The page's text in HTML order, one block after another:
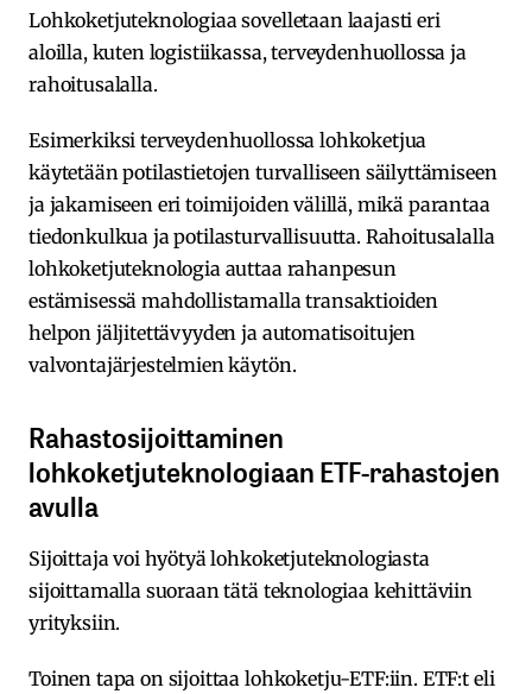
Lohkoketjuteknologiaa sovelletaan laajasti eri
aloilla, kuten logistiikassa, terveydenhuollossa ja
rahoitusalalla.
Esimerkiksi terveydenhuollossa lohkoketjua
käytetään potilastietojen turvalliseen säilyttämiseen
ja jakamiseen eri toimijoiden välillä, mikä parantaa
tiedonkulkua ja potilasturvallisuutta. Rahoitusalalla
lohkoketjuteknologia auttaa rahanpesun
estämisessä mahdollistamalla transaktioiden
helpon jäljitettävyyden ja automatisoitujen
valvontajärjestelmien käytön.
Rahastosijoittaminen
lohkoketjuteknologiaan ETF-rahastojen
avulla
Sijoittaja voi hyötyä lohkoketjuteknologiasta
sijoittamalla suoraan tätä teknologiaa kehittäviin
yrityksiin.
Toinen tapa on sijoittaa lohkoketju-ETF:iin. ETF:t eli